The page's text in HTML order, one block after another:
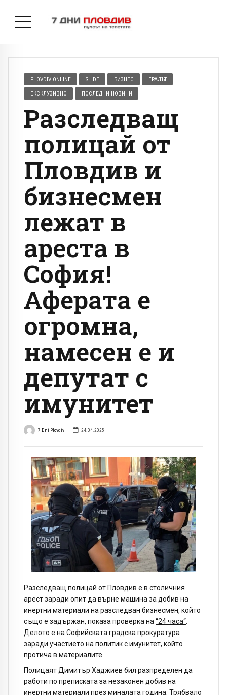
PLOVDIV ONLINE SLIDE БИЗНЕС ГРАДЪТ
ЕКСКЛУЗИВНО ПОСЛЕДНИ НОВИНИ
Разследващ
полицай от
Пловдив и
бизнесмен
лежат в
ареста в
София!
Аферата е
огромна,
намесен е и
депутат с
имунитет
7 Dni Plovdiv 24.04.2025
Разследващ полицай от Пловдив е в столичния
арест заради опит да върне машина за добив на
инертни материали на разследван бизнесмен, който
също е задържан, показа проверка на “24 часа“
Делото е на Софийската градска прокуратура
заради участието на политик с имунитет, който
протича в материалите.
Полицаят Димитър Хаджиев бил разпределен да
работи по преписката за незаконен добив на
инертни материали през миналата година. Трябвало